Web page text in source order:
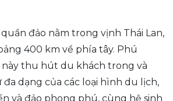
quần đảo nằm trong vịnh Thái Lan,
400 km về phía tây. Phú
này thu hút du khách trong và
đa dạng của các loại hình du lịch,
và đảo phong phú, cùng hệ sinh